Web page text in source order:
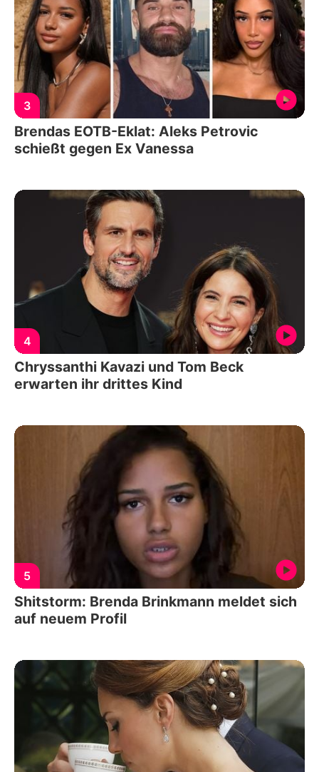
3
Brendas EOTB-Eklat: Aleks Petrovic
schießt gegen Ex Vanessa
4
Chryssanthi Kavazi und Tom Beck
erwarten ihr drittes Kind
5
Shitstorm: Brenda Brinkmann meldet sich
auf neuem Profil